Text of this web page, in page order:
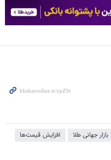
بازار جهانی طلا
افزایش قیمت‌ها